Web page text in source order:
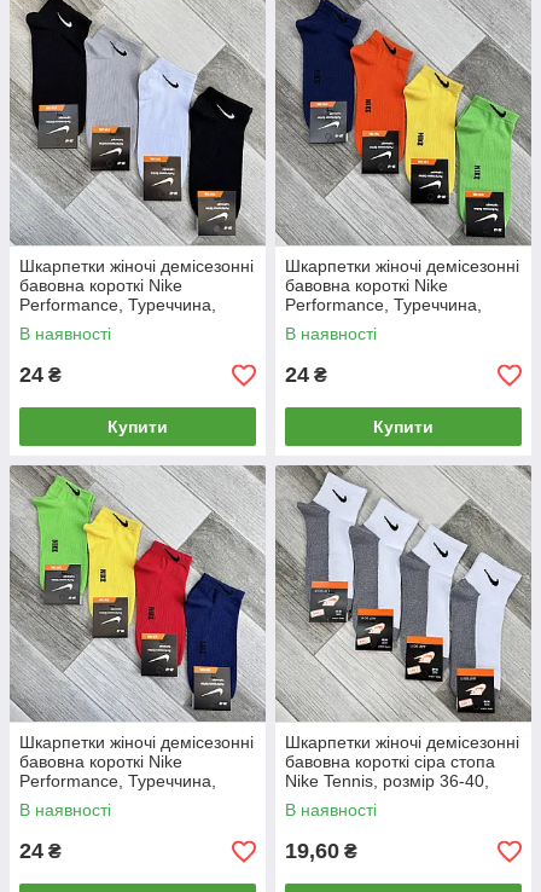
Шкарпетки жіночі демісезонні
бавовна короткі Nike
Performance, Туреччина,
розмір 36-40, асорті, 05145
В наявності
24 ₴
Купити
Шкарпетки жіночі демісезонні
бавовна короткі Nike
Performance, Туреччина,
розмір 36-40, асорті, 05148
В наявності
24 ₴
Купити
Шкарпетки жіночі демісезонні
бавовна короткі Nike
Performance, Туреччина,
розмір 36-40, асорті, 05144
В наявності
24 ₴
Шкарпетки жіночі демісезонні
бавовна короткі сіра стопа
Nike Tennis, розмір 36-40,
білі, 05178
В наявності
19,60 ₴